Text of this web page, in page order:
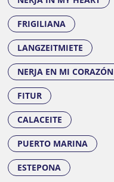
FRIGILIANA
LANGZEITMIETE
NERJA EN MI CORAZÓN
FITUR
CALACEITE
PUERTO MARINA
ESTEPONA